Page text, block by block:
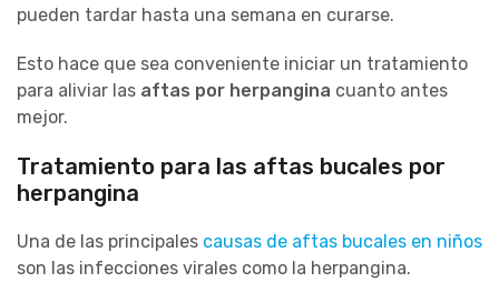
pueden tardar hasta una semana en curarse.
Esto hace que sea conveniente iniciar un tratamiento
para aliviar las aftas por herpangina cuanto antes
mejor.
Tratamiento para las aftas bucales por
herpangina
Una de las principales causas de aftas bucales en niños
son las infecciones virales como la herpangina.